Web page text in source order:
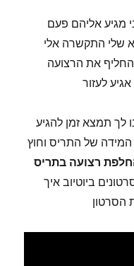
מגיע אליהם פעם
שלי התקשרה אלי
את הרצועה
לעזור
לך תמצא זמן להגיע
המידה של התריס וחוץ
רצועה בתריס
ביוטיוב איך
הסרטון